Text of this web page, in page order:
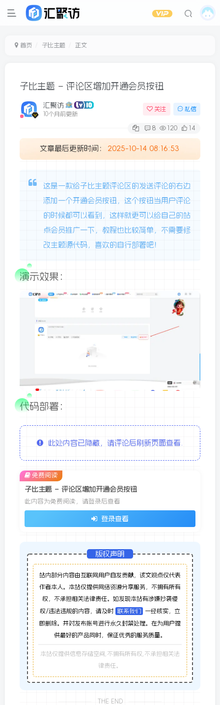
首页 子比主题 正文
子比主题 – 评论区增加开通会员按钮
汇聚访
10个月前更新
关注 私信
8 120 14
文章最后更新时间： 2025-10-14 08:16:53
这是一款给子比主题评论区的发送评论的右边
添加一个开通会员按钮，这个按钮当用户评论
的时候都可以看到，这样就更可以给自己的站
点会员推广一下，教程也比较简单，不需要修
改主题源代码，喜欢的自行部署吧！
演示效果：
代码部署：
此处内容已隐藏，请评论后刷新页面查看.
子比主题 – 评论区增加开通会员按钮
此内容为免费阅读，请登录后查看
登录查看
免费阅读
版权声明
站内部分内容由互联网用户自发贡献，该文观点仅代表
作者本人。本站仅提供网络资源分享服务，不拥有所有
权，不承担相关法律责任。如发现本站有涉嫌抄袭侵
权/违法违规的内容，请及时 联系我们 一经核实，立
即删除。并对发布账号进行永久封禁处理。在为用户提
供最好的产品同时，保证优秀的服务质量。
本站仅提供信息存储空间,不拥有所有权,不承担相关法
律责任。
THE END